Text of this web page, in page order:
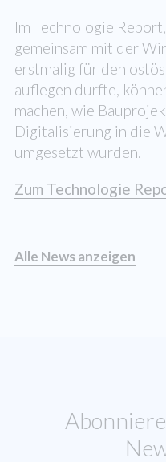
Im Technologie
gemeinsam mit der
erstmalig für den
auflegen durfte,
machen, wie
Digitalisierung in die
umgesetzt wurden.
Zum Technologie
Alle News anzeigen